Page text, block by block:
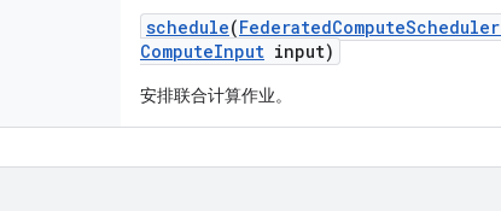
schedule(FederatedComputeScheduler
ComputeInput input)
安排联合计算作业。